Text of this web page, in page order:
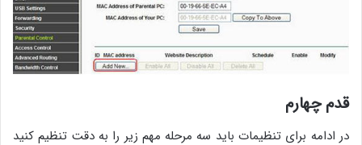
قدم چهارم
در ادامه برای تنظیمات باید سه مرحله مهم زیر را به دقت تنظیم کنید